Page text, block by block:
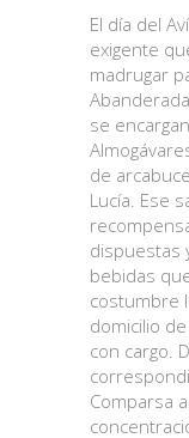
El día del
exigente
madrugar
se
de
Lucía. Ese
dispuestas
bebidas
costumbre
domicilio
con cargo.
Comparsa